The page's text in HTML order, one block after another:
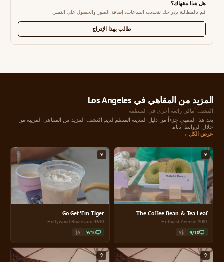
هل هذا مقهاك؟
قم بالمطالبة بإدراجك لتحديث الساعات، إضافة الصور والحصول على التميز.
طالب بهذا الإدراج
المزيد من المقاهي في Los Angeles
اكتشف أماكن رائعة أخرى في المنطقة
يعد هذا المقهى جزءاً من دليل المدينة المنظم لدينا, اكتشف المزيد من المقاهي القريبة من
خلال الروابط أدناه.
عرض الكل →
9
The Coffee Bean & Tea Leaf
2081 Hillhurst Avenue
9/10
$$
9
Go Get 'Em Tiger
4630 Hollywood Boulevard
9/10
$$
9
9